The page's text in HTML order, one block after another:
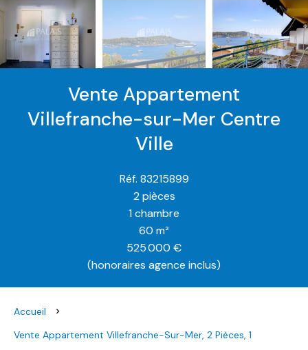
Vente Appartement
Villefranche-sur-Mer Centre
Ville
Réf. 83215899
2 pièces
1 chambre
60 m²
525 000 €
(honoraires agence inclus)
Accueil
Vente Appartement Villefranche-Sur-Mer, 2 Pièces, 1